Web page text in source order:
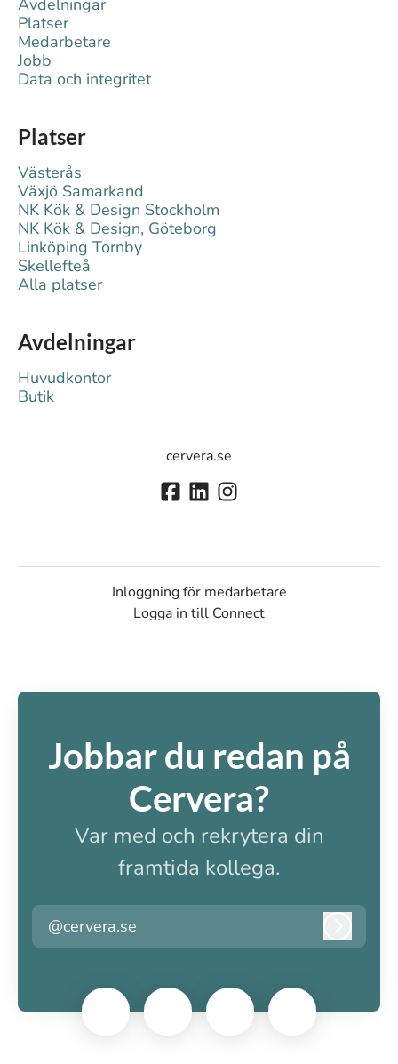
Avdelningar
Platser
Medarbetare
Jobb
Data och integritet
Platser
Västerås
Växjö Samarkand
NK Kök & Design Stockholm
NK Kök & Design, Göteborg
Linköping Tornby
Skellefteå
Alla platser
Avdelningar
Huvudkontor
Butik
cervera.se
Inloggning för medarbetare
Logga in till Connect
Jobbar du redan på
Cervera?
Var med och rekrytera din
framtida kollega.
@cervera.se